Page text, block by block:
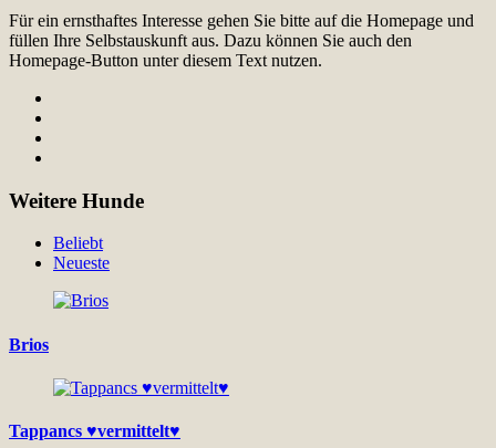
Für ein ernsthaftes Interesse gehen Sie bitte auf die Homepage und
füllen Ihre Selbstauskunft aus. Dazu können Sie auch den
Homepage-Button unter diesem Text nutzen.
Weitere Hunde
Beliebt
Neueste
Brios
Tappancs ♥vermittelt♥